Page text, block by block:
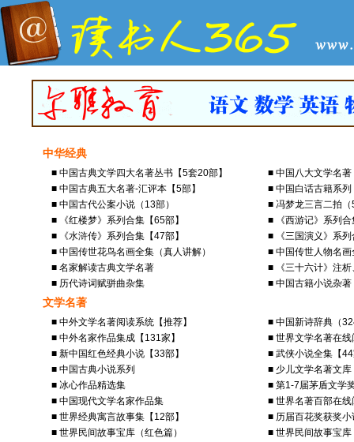
中华经典
■ 中国古典文学四大名著丛书【5套20部】
■ 中国八大文学名
■ 中国古典五大名著-汇评本【5部】
■ 中国白话古籍系
■ 中国古代公案小说（13部）
■ 冯梦龙三言二拍（
■ 《红楼梦》系列合集【65部】
■ 《西游记》系列
■ 《水浒传》系列合集【47部】
■ 《三国演义》系
■ 中国传世花鸟名画全集（真人讲解）
■ 中国传世人物名
■ 名家解读古典文学名著
■ 《三十六计》注析
■ 历代诗词赋骈曲杂集
■ 中国古籍小说杂
文学名著
■ 中外文学名著阅读系统【推荐】
■ 中国新诗辞典（
■ 中外名家作品集成【131家】
■ 世界文学名著在线
■ 新中国红色经典小说【33部】
■ 武侠小说全集【
■ 中国古典小说系列
■ 少儿文学名著文库
■ 冰心作品精选集
■ 第1-7届茅盾文学
■ 中国现代文学名家作品集
■ 世界名著百部在线
■ 世界经典寓言故事集【12部】
■ 历届百花奖获奖
■ 世界民间故事宝库（红色篇）
■ 世界民间故事宝